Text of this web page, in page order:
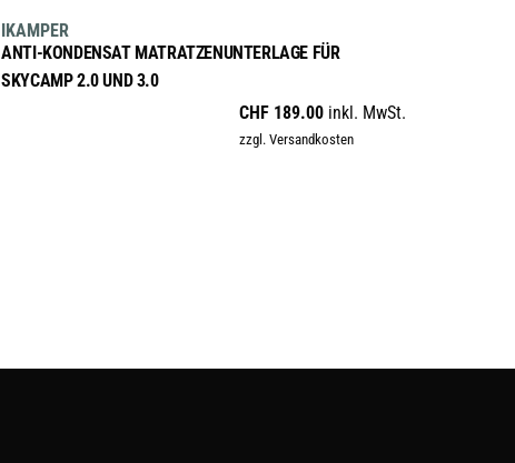
ANTI-KONDENSAT MATRATZENUNTERLAGE FÜR
SKYCAMP 2.0 UND 3.0
CHF189.00 inkl. MwSt.
zzgl. Versandkosten
IKAMPER